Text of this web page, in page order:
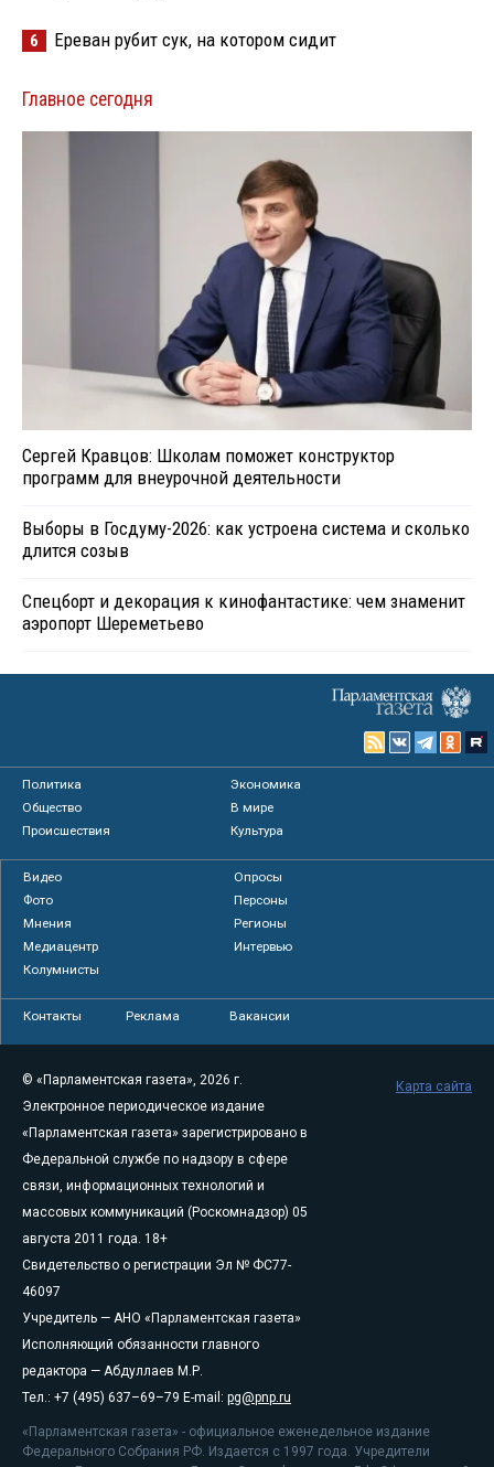
6 Ереван рубит сук, на котором сидит
Главное сегодня
Сергей Кравцов: Школам поможет конструктор
программ для внеурочной деятельности
Выборы в Госдуму-2026: как устроена система и сколько
длится созыв
Спецборт и декорация к кинофантастике: чем знаменит
аэропорт Шереметьево
Политика
Экономика
Общество
В мире
Происшествия
Культура
Видео
Опросы
Фото
Персоны
Мнения
Регионы
Медиацентр
Интервью
Колумнисты
Контакты Реклама Вакансии
© «Парламентская газета», 2026 г.
Электронное периодическое издание
«Парламентская газета» зарегистрировано в
Федеральной службе по надзору в сфере
связи, информационных технологий и
массовых коммуникаций (Роскомнадзор) 05
августа 2011 года. 18+
Свидетельство о регистрации Эл № ФС77-
46097
Учредитель — АНО «Парламентская газета»
Исполняющий обязанности главного
редактора — Абдуллаев М.Р.
Тел.: +7 (495) 637–69–79 E-mail: pg@pnp.ru
«Парламентская газета» - официальное еженедельное издание
Федерального Собрания РФ. Издается с 1997 года. Учредители
Карта сайта